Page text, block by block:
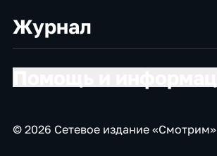
Журнал
© 2026 Сетевое издание «Смотрим»